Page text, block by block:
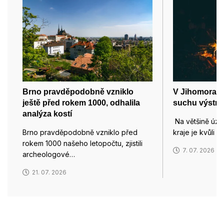
Brno pravděpodobně vzniklo
ještě před rokem 1000, odhalila
analýza kostí
Brno pravděpodobně vzniklo před
rokem 1000 našeho letopočtu, zjistili
archeologové…
21. 07. 2026
V
suchu
Na většině
kraje je kvůli
7. 07. 2026